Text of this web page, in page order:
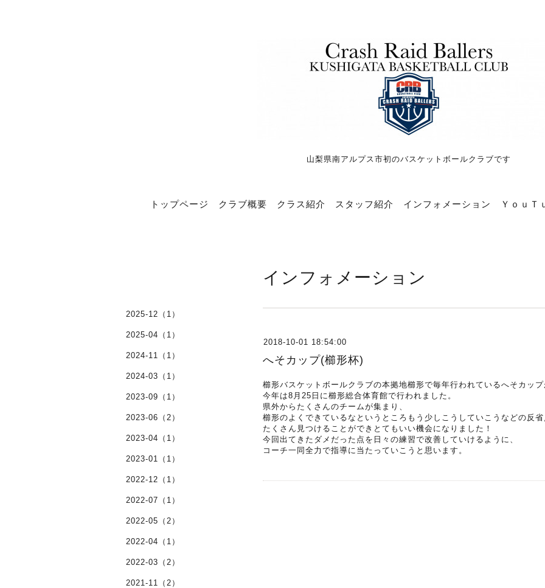
山梨県南アルプス市初のバスケットボールクラブです
トップページ クラブ概要 クラス紹介 スタッフ紹介 インフォメーション ＹｏｕＴ
インフォメーション
2018-10-01 18:54:00
へそカップ(櫛形杯)
櫛形バスケットボールクラブの本拠地櫛形で毎年行われているへそカッ
今年は8月25日に櫛形総合体育館で行われました。
県外からたくさんのチームが集まり、
櫛形のよくできているなというところもう少しこうしていこうなどの反
たくさん見つけることができとてもいい機会になりました！
今回出てきたダメだった点を日々の練習で改善していけるように、
コーチ一同全力で指導に当たっていこうと思います。
2025-12（1）
2025-04（1）
2024-11（1）
2024-03（1）
2023-09（1）
2023-06（2）
2023-04（1）
2023-01（1）
2022-12（1）
2022-07（1）
2022-05（2）
2022-04（1）
2022-03（2）
2021-11（2）